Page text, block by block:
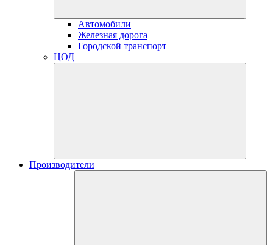
Автомобили
Железная дорога
Городской транспорт
ЦОД
Производители